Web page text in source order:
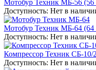
Мотобур Техник МБ-56 (56
Доступность: Нет в
Мотобур Техник МБ-64 (64
Доступность: Нет в
Компрессор Техник СБ-10/
Доступность: Нет в